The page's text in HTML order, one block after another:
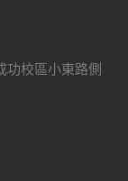
功校區小東路側